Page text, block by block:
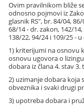
Ovim pravilnikom bliže
odnosno pojmovi iz
glasnik RS", br. 84/04,
68/14 - dr. zakon, 142/
138/22, 94/24 i 109/25 -
1) kriterijumi na osnovu
osnovu ugovora o
dobara iz člana 4. stav 3.
2) uzimanje dobara koja
obveznika i svaki drugi
3) upotreba dobara i